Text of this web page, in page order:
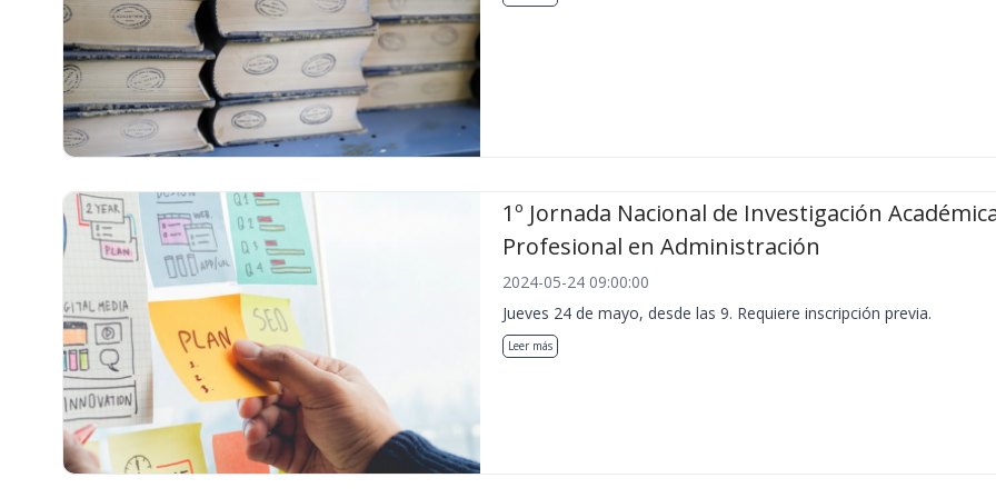
1º Jornada Nacional de Investigación
Profesional en Administración
2024-05-24 09:00:00
Jueves 24 de mayo, desde las 9. Requiere inscripción previa.
Leer más